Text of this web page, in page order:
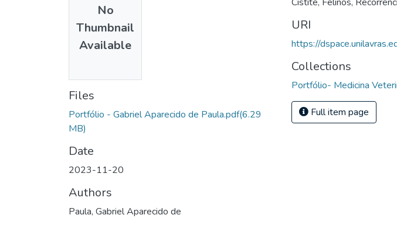
No
Thumbnail
Available
Files
Portfólio - Gabriel Aparecido de Paula.pdf(6.29
MB)
Date
2023-11-20
Authors
Paula, Gabriel Aparecido de
URI
https://
Collections
Portfólio- Medicina
Full item page